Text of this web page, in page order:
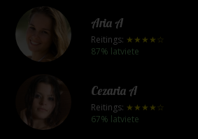
Aria A
Reitings: ★★★★☆
87% latviete
Cezaria A
Reitings: ★★★★☆
67% latviete